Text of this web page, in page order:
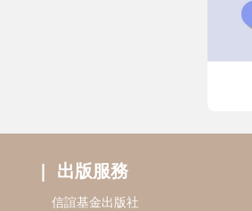
出版服務
信誼基金出版社